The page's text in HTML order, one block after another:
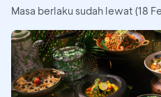
Masa berlaku sudah lewat (18